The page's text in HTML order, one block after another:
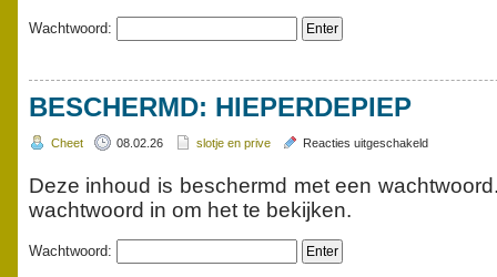
Wachtwoord:
BESCHERMD: HIEPERDEPIEP
Cheet 08.02.26 slotje en prive Reacties uitgeschakeldvoor
Hieperdepiep
Deze inhoud is beschermd met een
wachtwoord in om het te bekijken.
Wachtwoord: